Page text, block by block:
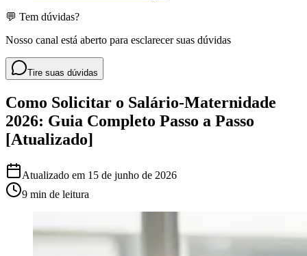
💬 Tem dúvidas?
Nosso canal está aberto para esclarecer suas dúvidas
Tire suas dúvidas
Como Solicitar o Salário-Maternidade
2026: Guia Completo Passo a Passo
[Atualizado]
Atualizado em 15 de junho de 2026
9 min de leitura